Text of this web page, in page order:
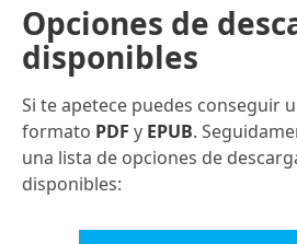
Opciones de
disponibles
Si te apetece puedes conseguir
formato PDF y EPUB.
una lista de opciones de
disponibles: